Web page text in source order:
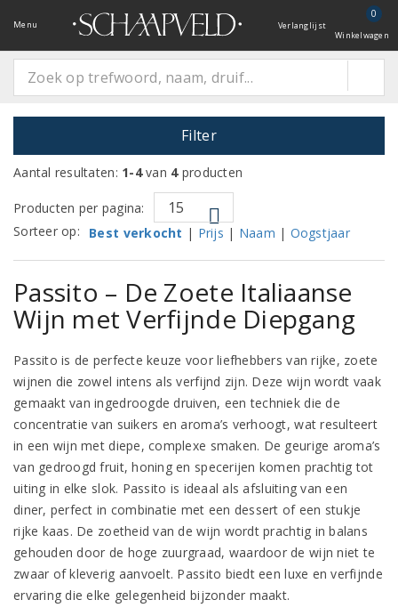
Menu Verlanglijst
0
Winkelwagen
Filter
Aantal resultaten: 1-4van 4producten
Producten per pagina:
Sorteer op:
Best verkocht | Prijs | Naam | Oogstjaar
Passito – De Zoete Italiaanse
Wijn met Verfijnde Diepgang
Passito is de perfecte keuze voor liefhebbers van rijke, zoete
wijnen die zowel intens als verfijnd zijn. Deze wijn wordt vaak
gemaakt van ingedroogde druiven, een techniek die de
concentratie van suikers en aroma’s verhoogt, wat resulteert
in een wijn met diepe, complexe smaken. De geurige aroma’s
van gedroogd fruit, honing en specerijen komen prachtig tot
uiting in elke slok. Passito is ideaal als afsluiting van een
diner, perfect in combinatie met een dessert of een stukje
rijke kaas. De zoetheid van de wijn wordt prachtig in balans
gehouden door de hoge zuurgraad, waardoor de wijn niet te
zwaar of kleverig aanvoelt. Passito biedt een luxe en verfijnde
ervaring die elke gelegenheid bijzonder maakt.